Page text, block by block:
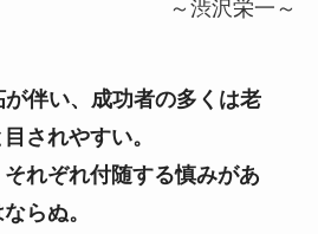
～渋沢栄一～
伴い、成功者の多くは老
されやすい。
れぞれ付随する慎みがあ
らぬ。